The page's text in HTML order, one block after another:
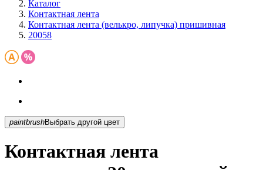
Каталог
Контактная лента
Контактная лента (велькро, липучка) пришивная
20058
paintbrush Выбрать другой цвет
Контактная лента